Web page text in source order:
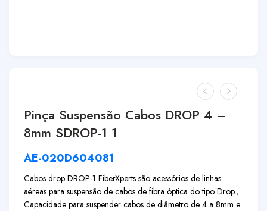
Pinça Suspensão Cabos DROP 4 –
8mm SDROP-1 1
AE-020D604081
Cabos drop DROP-1 FiberXperts são acessórios de linhas
aéreas para suspensão de cabos de fibra óptica do tipo Drop.,
Capacidade para suspender cabos de diâmetro de 4 a 8mm e